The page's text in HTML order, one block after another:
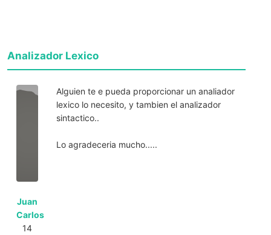
Analizador Lexico
Juan
Carlos
14
Alguien te e pueda proporcionar un analiador
lexico lo necesito, y tambien el analizador
sintactico..
Lo agradeceria mucho.....